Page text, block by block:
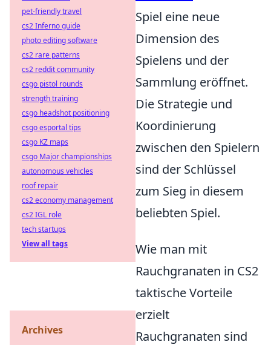
Spiel eine neue
Dimension des
Spielens und der
Sammlung eröffnet.
Die Strategie und
Koordinierung
zwischen den Spielern
sind der Schlüssel
zum Sieg in diesem
beliebten Spiel.
Wie man mit
Rauchgranaten in CS2
taktische Vorteile
erzielt
Rauchgranaten sind
pet-friendly travel
cs2 Inferno guide
photo editing software
cs2 rare patterns
cs2 reddit community
csgo pistol rounds
strength training
csgo headshot positioning
csgo esportal tips
csgo KZ maps
csgo Major championships
autonomous vehicles
roof repair
cs2 economy management
cs2 IGL role
tech startups
View all tags
Archives